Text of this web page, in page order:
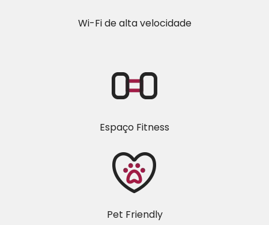
Wi-Fi de alta velocidade
Espaço Fitness
Pet Friendly